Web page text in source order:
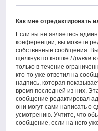
Как мне отредактировать
Если вы не являетесь
конференции, вы можете
собственные сообщения.
щёлкнув по кнопкеПравка в
только в течение
кто-то уже ответил на
надпись, которая
время последней из них.
сообщение редактировал
они могут сами написать о
усмотрению. Учтите, что
сообщение, если на него